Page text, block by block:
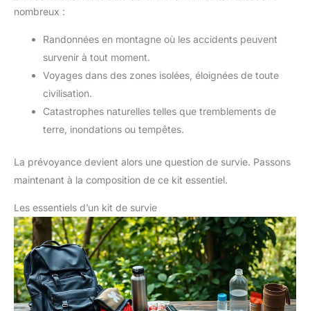
nombreux :
Randonnées en montagne où les accidents peuvent
survenir à tout moment.
Voyages dans des zones isolées, éloignées de toute
civilisation.
Catastrophes naturelles telles que tremblements de
terre, inondations ou tempêtes.
La prévoyance devient alors une question de survie. Passons
maintenant à la composition de ce kit essentiel.
Les essentiels d’un kit de survie